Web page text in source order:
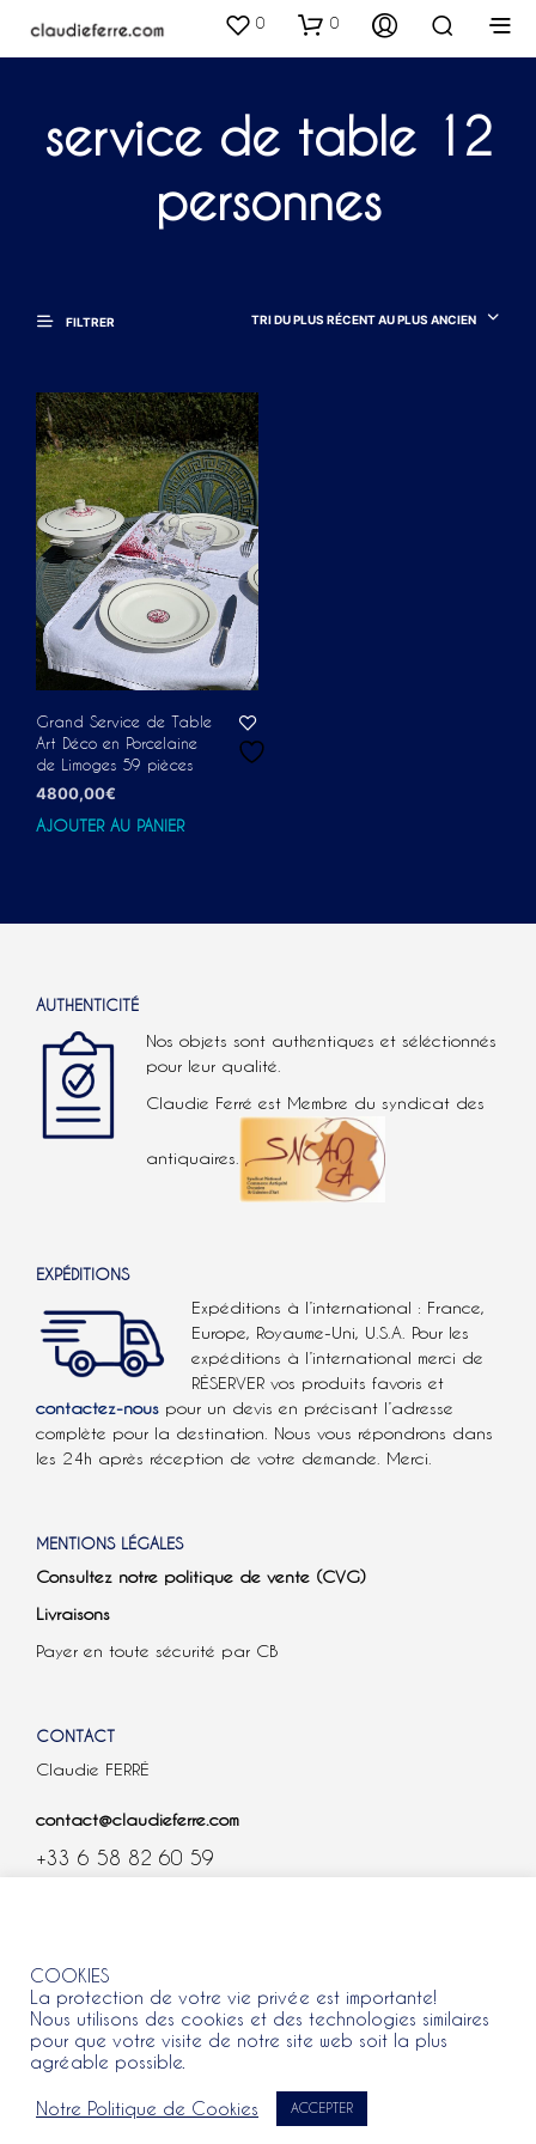
0 0
service de table 12
personnes
FILTRER TRI DU PLUS RÉCENT AU PLUS ANCIEN
Grand Service de Table
Art Déco en Porcelaine
de Limoges 59 pièces
4800,00€
AJOUTER AU PANIER
AUTHENTICITÉ
Nos objets sont authentiques et séléctionnés
pour leur qualité.
Claudie Ferré est Membre du syndicat des
antiquaires.
EXPÉDITIONS
Expéditions à l’international : France,
Europe, Royaume-Uni, U.S.A. Pour les
expéditions à l’international merci de
RÉSERVER vos produits favoris et
contactez-nous pour un devis en précisant l’adresse
complète pour la destination. Nous vous répondrons dans
les 24h après réception de votre demande. Merci.
MENTIONS LÉGALES
Consultez notre politique de vente (CVG)
Livraisons
Payer en toute sécurité par CB
CONTACT
Claudie FERRÉ
contact@claudieferre.com
+33 6 58 82 60 59
COOKIES
La protection de votre vie privée est importante!
Nous utilisons des cookies et des technologies similaires
pour que votre visite de notre site web soit la plus
agréable possible.
Notre Politique de Cookies ACCEPTER